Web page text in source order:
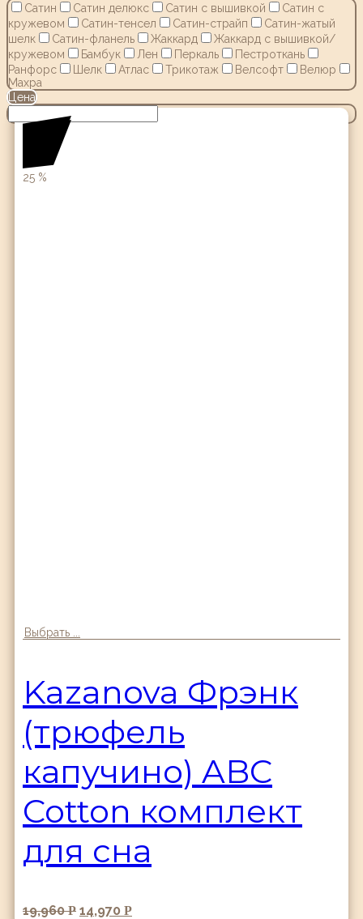
Сатин Сатин делюкс Сатин с вышивкой
Сатин с
кружевом
Сатин-тенсел Сатин-страйп
Сатин-жатый
шелк
Сатин-фланель Жаккард
Жаккард с вышивкой/
кружевом
Бамбук Лен Перкаль
Пестроткань
Ранфорс
Шелк Атлас Трикотаж Велсофт
Велюр
Махра
Цена
25 %
Выбрать ...
Kazanova Фрэнк
(трюфель
капучино) ABC
Cotton комплект
для сна
19,960Р 14,970 Р